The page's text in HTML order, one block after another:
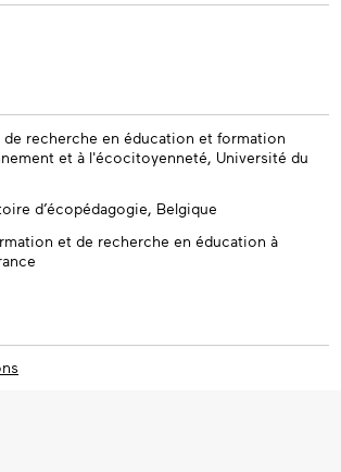
de recherche en éducation et formation
et à l'écocitoyenneté, Université du
d’écopédagogie, Belgique
et de recherche en éducation à